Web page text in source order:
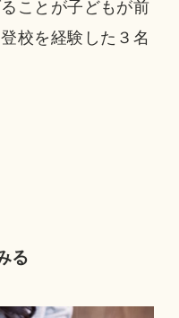
ことが子どもが前
校を経験した３名
る